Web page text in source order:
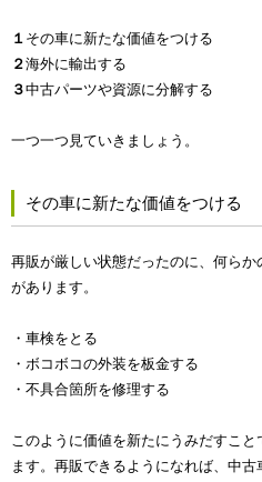
１ その車に新たな価値をつける
２海外に輸出する
３中古パーツや資源に分解する
一つ一つ見ていきましょう。
その車に新たな価値をつける
再販が厳しい状態だったのに、何ら
があります。
・車検をとる
・ボコボコの外装を板金する
・不具合箇所を修理する
このように価値を新たにうみだすこ
ます。再販できるようになれば、中